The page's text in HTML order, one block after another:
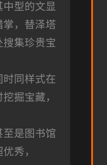
中型的文显
掌，替泽塔
集珍贵宝
时同样式在
掘宝藏，
至是图书馆
秀，